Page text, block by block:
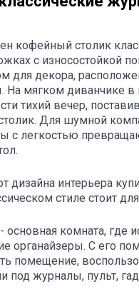
кофейный столик
с износостойкой
для декора,
На мягком диванчике в
тихий вечер,
Для шумной
с легкостью
дизайна интерьера
стиле стоит
основная комната, где
органайзеры. С его
помещение,
под журналы, пульт,